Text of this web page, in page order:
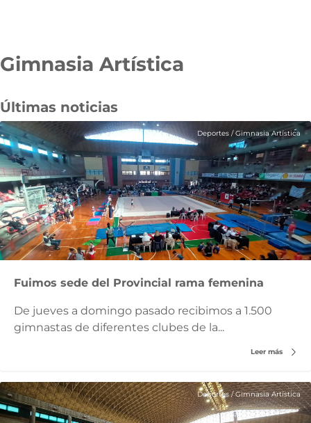
Pasar
Gimnasia Artística
Últimas noticias
Deportes / Gimnasia Artística
Fuimos sede del Provincial rama femenina
De jueves a domingo pasado recibimos a 1.500
gimnastas de diferentes clubes de la...
Leer más
Deportes / Gimnasia Artística